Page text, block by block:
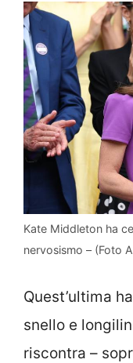
Kate Middleton ha
nervosismo – (Foto
Quest’ultima
snello e
riscontra –